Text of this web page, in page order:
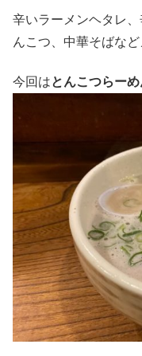
辛いラーメンヘタレ
んこつ、中華そばな
今回はとんこつらー